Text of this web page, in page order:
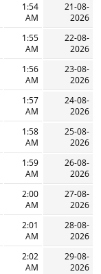
21-08-
2026
1:54
AM
22-08-
2026
1:55
AM
23-08-
2026
1:56
AM
24-08-
2026
1:57
AM
25-08-
2026
1:58
AM
26-08-
2026
1:59
AM
27-08-
2026
2:00
AM
28-08-
2026
2:01
AM
29-08-
2026
2:02
AM